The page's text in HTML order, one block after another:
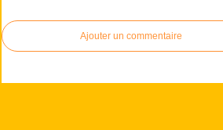
Ajouter un commentaire